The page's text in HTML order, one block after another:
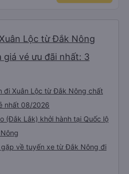
Lộc từ Đắk Nông
vé ưu đãi nhất: 3
đi Xuân Lộc từ Đắk Nông chất
nhất 08/2026
(Đắk Lắk) khởi hành tại Quốc lộ
về tuyến xe từ Đắk Nông đi